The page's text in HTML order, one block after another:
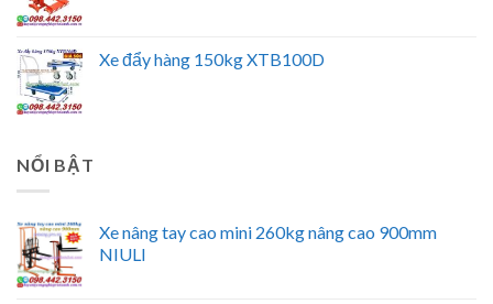
Xe đẩy hàng 150kg XTB100D
NỔI BẬT
Xe nâng tay cao mini 260kg nâng cao 900mm
NIULI